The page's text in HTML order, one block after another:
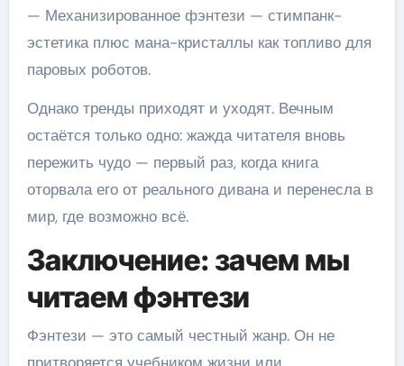
— Механизированное фэнтези — стимпанк-
эстетика плюс мана-кристаллы как топливо для
паровых роботов.
Однако тренды приходят и уходят. Вечным
остаётся только одно: жажда читателя вновь
пережить чудо — первый раз, когда книга
оторвала его от реального дивана и перенесла в
мир, где возможно всё.
Заключение: зачем мы
читаем фэнтези
Фэнтези — это самый честный жанр. Он не